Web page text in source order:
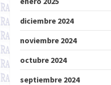
diciembre 2024
noviembre 2024
octubre 2024
septiembre 2024